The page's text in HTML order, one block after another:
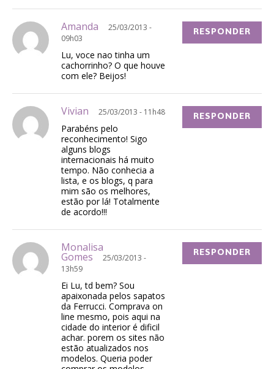
Amanda
25/03/2013 -
09h03
Lu, voce nao tinha um
cachorrinho? O que houve
com ele? Beijos!
RESPONDER
Vivian 25/03/2013 - 11h48
Parabéns pelo
reconhecimento! Sigo
alguns blogs
internacionais há muito
tempo. Não conhecia a
lista, e os blogs, q para
mim são os melhores,
estão por lá! Totalmente
de acordo!!!
RESPONDER
Monalisa
Gomes
25/03/2013 -
13h59
Ei Lu, td bem? Sou
apaixonada pelos sapatos
da Ferrucci. Comprava on
line mesmo, pois aqui na
cidade do interior é dificil
achar. porem os sites não
estão atualizados nos
modelos. Queria poder
RESPONDER